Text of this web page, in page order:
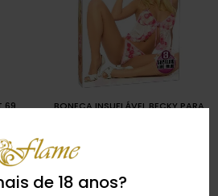
de 18 anos?
69
BONECA INSUFLÁVEL BECKY PARA